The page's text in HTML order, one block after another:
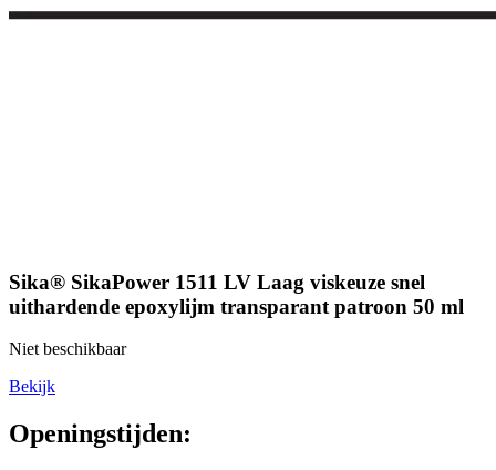
Sika® SikaPower 1511 LV Laag viskeuze snel
uithardende epoxylijm transparant patroon 50 ml
Niet beschikbaar
Bekijk
Openingstijden: